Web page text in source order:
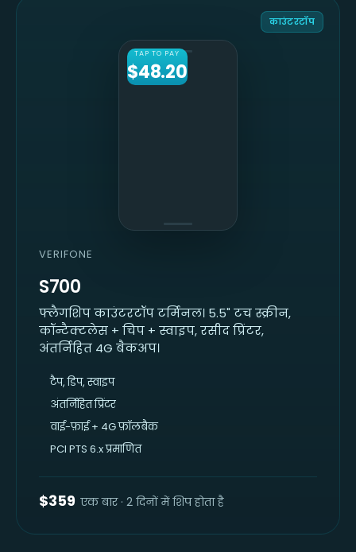
काउंटरटॉप
TAP TO PAY
$48.20
VERIFONE
S700
फ्लैगशिप काउंटरटॉप टर्मिनल। 5.5" टच स्क्रीन,
कॉन्टैक्टलेस + चिप + स्वाइप, रसीद प्रिंटर,
अंतर्निहित 4G बैकअप।
टैप, डिप, स्वाइप
अंतर्निहित प्रिंटर
वाई-फ़ाई + 4G फ़ॉलबैक
PCI PTS 6.x प्रमाणित
$359 एक बार · 2 दिनों में शिप होता है